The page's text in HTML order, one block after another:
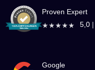
Proven Expert
★★★★★
5,0|
Google